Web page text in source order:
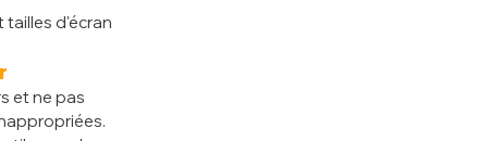
d'écran
et ne pas